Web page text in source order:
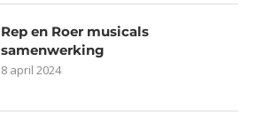
Rep en Roer musicals
samenwerking
8 april 2024